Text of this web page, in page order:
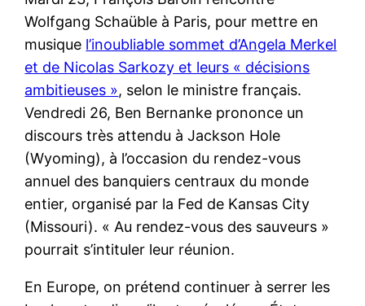
Wolfgang Schaüble à Paris, pour mettre en
musique l’inoubliable sommet d’Angela Merkel
et de Nicolas Sarkozy et leurs « décisions
ambitieuses », selon le ministre français.
Vendredi 26, Ben Bernanke prononce un
discours très attendu à Jackson Hole
(Wyoming), à l’occasion du rendez-vous
annuel des banquiers centraux du monde
entier, organisé par la Fed de Kansas City
(Missouri). « Au rendez-vous des sauveurs »
pourrait s’intituler leur réunion.
En Europe, on prétend continuer à serrer les